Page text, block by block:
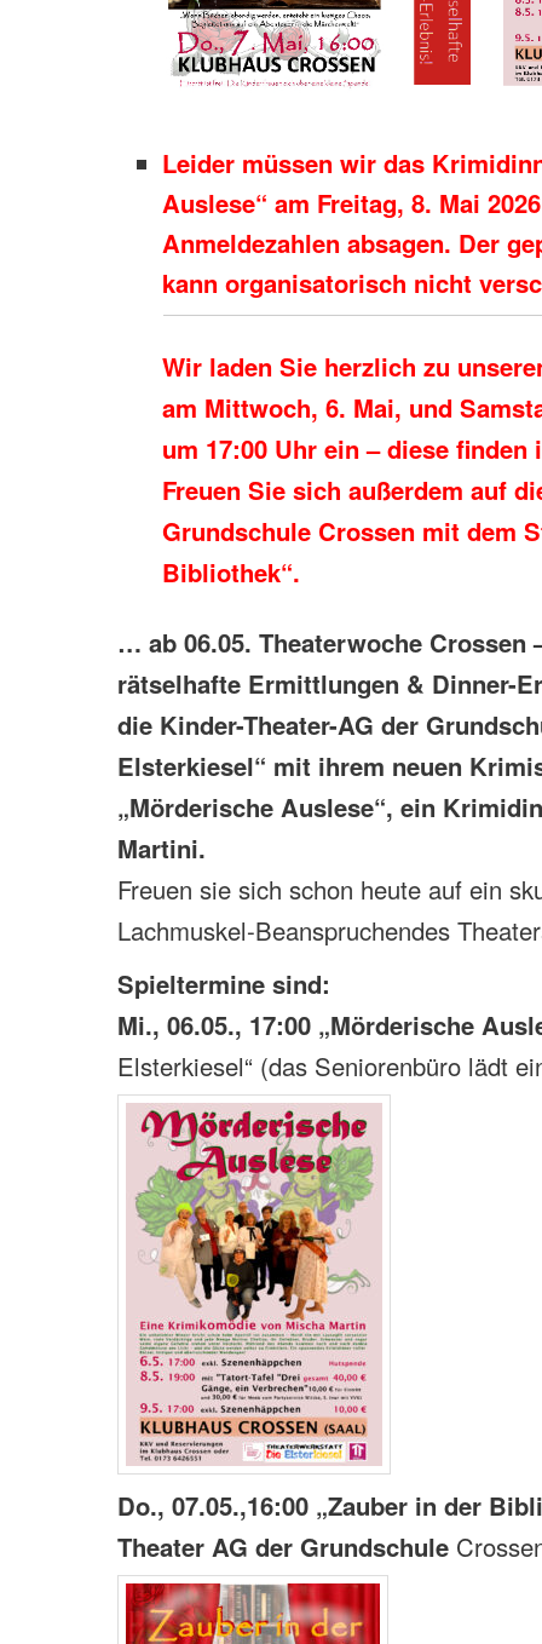
Leider müssen wir das
Auslese“ am Freitag, 8. Mai
Anmeldezahlen absagen. Der
kann organisatorisch nicht
Wir laden Sie herzlich zu
am Mittwoch, 6. Mai, und
um 17:00 Uhr ein – diese
Freuen Sie sich außerdem auf
Grundschule Crossen mit dem
Bibliothek“.
… ab 06.05. Theaterwoche Crossen
rätselhafte Ermittlungen & Dinner-
die Kinder-Theater-AG der
Elsterkiesel“ mit ihrem neuen
„Mörderische Auslese“, ein
Martini.
Freuen sie sich schon heute auf ein
Lachmuskel-Beanspruchendes
Spieltermine sind:
Mi., 06.05., 17:00 „Mörderische
Elsterkiesel“ (das Seniorenbüro lädt
Do., 07.05.,16:00 „Zauber in der
Theater AG der Grundschule